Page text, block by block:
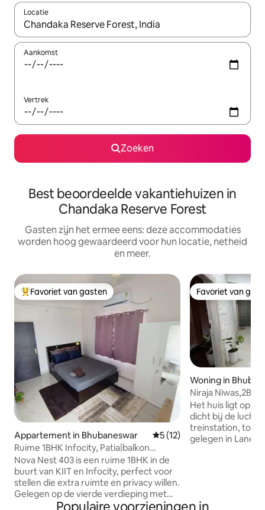
Locatie
Wanneer er suggesties beschikbaar zijn, maak je een keuze
Aankomst
Vertrek
Zoeken
Best beoordeelde vakantiehuizen in
Chandaka Reserve Forest
Gasten zijn het ermee eens: deze accommodaties
worden hoog gewaardeerd voor hun locatie, netheid
en meer.
Topfavoriet van gasten
Favoriet van gasten
Appartement in Bhubaneswar Gemiddelde beoordeling
5 (12)
Ruime 1BHK Infocity, Patia|balkon
uitzicht|koppels
Nova Nest 403 is een ruime 1BHK in de
buurt van KIIT en Infocity, perfect voor
stellen die extra ruimte en privacy willen.
Gelegen op de vierde verdieping met
toegang via de lift, biedt het een rustige
Favoriet van
Favoriet van
Woning in
Niraja
werkstation
Het huis ligt op
dicht bij de
treinstation,
gelegen in Lane-3
de stad. Deze
Populaire voorzieningen in